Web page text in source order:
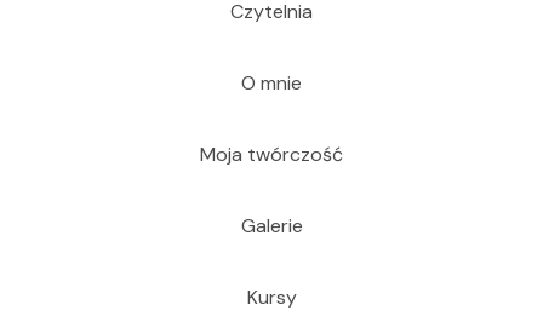
Czytelnia
O mnie
Moja twórczość
Galerie
Kursy